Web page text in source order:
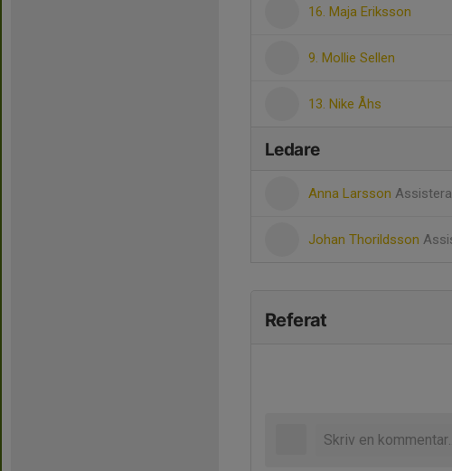
16. Maja Eriksson
9. Mollie Sellen
13. Nike Åhs
Ledare
Anna Larsson
Johan Thorildsson
Referat